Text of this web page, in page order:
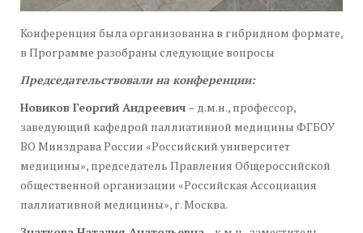
Конференция была организованна в гибридном формате,
в Программе разобраны следующие вопросы
Председательствовали на конференции:
Новиков Георгий Андреевич – д.м.н., профессор,
заведующий кафедрой паллиативной медицины ФГБОУ
ВО Минздрава России «Российский университет
медицины», председатель Правления Общероссийской
общественной организации «Российская Ассоциация
паллиативной медицины», г. Москва.